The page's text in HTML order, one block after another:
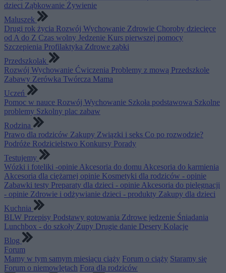
dzieci Ząbkowanie Żywienie
Maluszek
Drugi rok życia Rozwój Wychowanie Zdrowie Choroby dziecięce
od A do Z Czas wolny Jedzenie Kurs pierwszej pomocy
Szczepienia Profilaktyka Zdrowe ząbki
Przedszkolak
Rozwój Wychowanie Ćwiczenia Problemy z mową Przedszkole
Zabawy Zerówka Twórcza Mama
Uczeń
Pomoc w nauce Rozwój Wychowanie Szkoła podstawowa Szkolne
problemy Szkolny plac zabaw
Rodzina
Prawo dla rodziców Zakupy Związki i seks Co po rozwodzie?
Podróże Rodzicielstwo Konkursy Porady
Testujemy
Wózki i foteliki -opinie Akcesoria do domu Akcesoria do karmienia
Akcesoria dla ciężarnej opinie Kosmetyki dla rodziców - opinie
Zabawki testy Preparaty dla dzieci - opinie Akcesoria do pielęgnacji
- opinie Zdrowie i odżywianie dzieci - produkty Zakupy dla dzieci
Kuchnia
BLW Przepisy Podstawy gotowania Zdrowe jedzenie Śniadania
Lunchbox - do szkoły Zupy Drugie danie Desery Kolacje
Blog
Forum
Mamy w tym samym miesiącu ciąży Forum o ciąży Staramy się
Forum o niemowlętach Fora dla rodziców